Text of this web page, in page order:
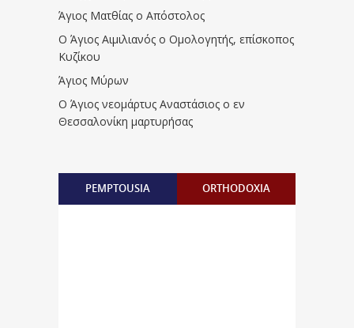
Άγιος Ματθίας ο Απόστολος
Ο Άγιος Αιμιλιανός ο Ομολογητής, επίσκοπος
Κυζίκου
Άγιος Μύρων
Ο Άγιος νεομάρτυς Αναστάσιος ο εν
Θεσσαλονίκη μαρτυρήσας
PEMPTOUSIA ORTHODOXIA